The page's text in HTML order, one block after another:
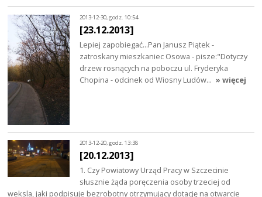
2013-12-30, godz. 10:54
[23.12.2013]
Lepiej zapobiegać...Pan Janusz Piątek -
zatroskany mieszkaniec Osowa - pisze:"Dotyczy
drzew rosnących na poboczu ul. Fryderyka
Chopina - odcinek od Wiosny Ludów… » więcej
2013-12-20, godz. 13:38
[20.12.2013]
1. Czy Powiatowy Urząd Pracy w Szczecinie
słusznie żąda poręczenia osoby trzeciej od
weksla, jaki podpisuje bezrobotny otrzymujący dotację na otwarcie